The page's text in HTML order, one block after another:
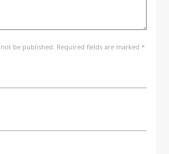
be published. Required fields are marked *